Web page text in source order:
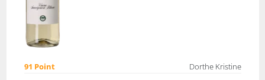
91 Point Dorthe Kristine